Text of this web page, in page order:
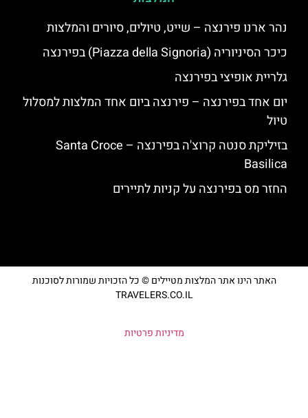
נהר ארנו פירנצה – שייט, טיולים, סיורים והמלצות
כיכר הסיניוריה (Piazza della Signoria) בפירנצה
גלריית אופיצי בפירנצה
יום אחד בפירנצה – פירנצה ביום אחד המלצות למסלול
טיול
בזיליקת סנטה קרוצ'ה בפירנצה – Santa Croce
Basilica
החזר מס בפירנצה על קניות לתיירים
האתר הינו אתר המלצות מטיילים © כל הזכויות שמורות לסוכנות
TRAVELERS.CO.IL
מדיניות פרטיות